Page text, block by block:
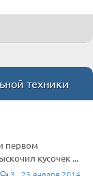
техники
первом
кусочек ...